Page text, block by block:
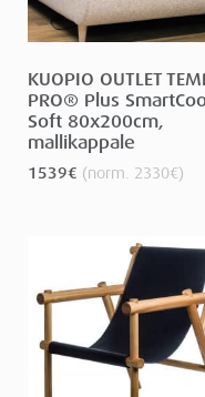
KUOPIO OUTLET
PRO® Plus
Soft 80x200cm,
mallikappale
1539€ (norm. 2330€)